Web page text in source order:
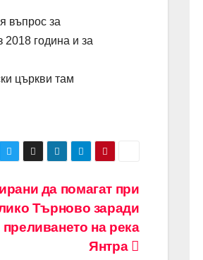
въпрос за
2018 година и за
църкви там
да помагат при
Търново заради
на река
Янтра